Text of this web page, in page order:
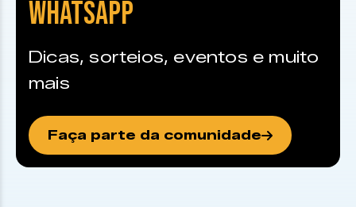
WHATSAPP
Dicas, sorteios, eventos e muito
mais
Faça parte da comunidade